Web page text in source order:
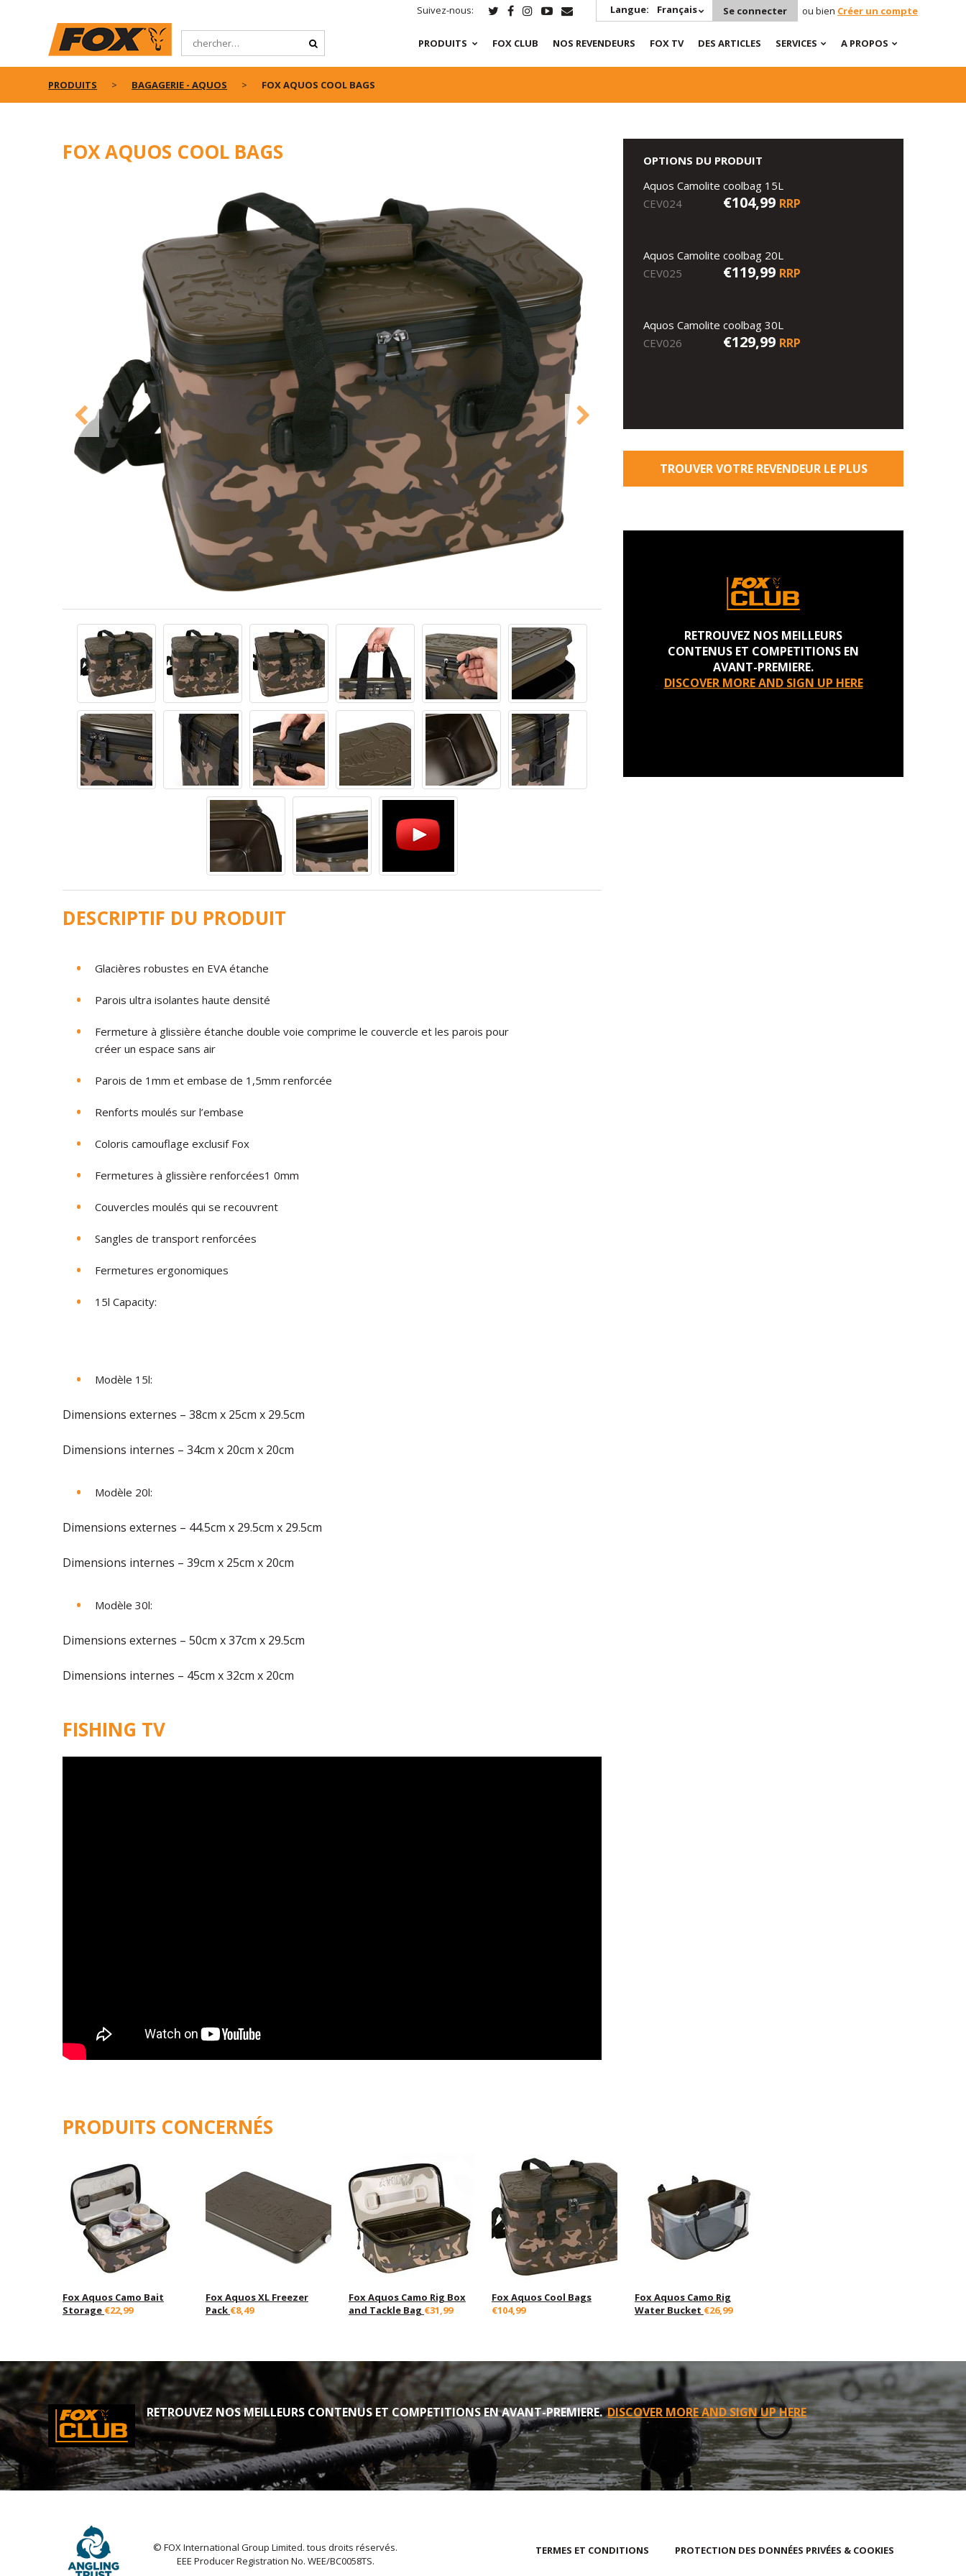
Suivez-nous: Langue: Français Se connecter ou bien Créer un compte
PRODUITS FOX CLUB NOS REVENDEURS FOX TV DES ARTICLES SERVICES A PROPOS
PRODUITS BAGAGERIE - AQUOS FOX AQUOS COOL BAGS
FOX AQUOS COOL BAGS
DESCRIPTIF DU PRODUIT
Glacières robustes en EVA étanche
Parois ultra isolantes haute densité
Fermeture à glissière étanche double voie comprime le couvercle et les parois pour
créer un espace sans air
Parois de 1mm et embase de 1,5mm renforcée
Renforts moulés sur l’embase
Coloris camouflage exclusif Fox
Fermetures à glissière renforcées1 0mm
Couvercles moulés qui se recouvrent
Sangles de transport renforcées
Fermetures ergonomiques
15l Capacity:
Modèle 15l:
Dimensions externes – 38cm x 25cm x 29.5cm
Dimensions internes – 34cm x 20cm x 20cm
Modèle 20l:
Dimensions externes – 44.5cm x 29.5cm x 29.5cm
Dimensions internes – 39cm x 25cm x 20cm
Modèle 30l:
Dimensions externes – 50cm x 37cm x 29.5cm
Dimensions internes – 45cm x 32cm x 20cm
FISHING TV
OPTIONS DU PRODUIT
Aquos Camolite coolbag 15L
CEV024
€104,99 RRP
Aquos Camolite coolbag 20L
CEV025
€119,99 RRP
Aquos Camolite coolbag 30L
CEV026
€129,99 RRP
TROUVER VOTRE REVENDEUR LE PLUS
RETROUVEZ NOS MEILLEURS
CONTENUS ET COMPETITIONS EN
AVANT-PREMIERE.
DISCOVER MORE AND SIGN UP HERE
PRODUITS CONCERNÉS
Fox Aquos Camo Bait
Storage €22,99
Fox Aquos XL Freezer
Pack €8,49
Fox Aquos Camo Rig Box
and Tackle Bag €31,99
Fox Aquos Cool Bags
€104,99
Fox Aquos Camo Rig
Water Bucket €26,99
RETROUVEZ NOS MEILLEURS CONTENUS ET COMPETITIONS EN AVANT-PREMIERE.DISCOVER MORE AND SIGN UP HERE
© FOX International Group Limited. tous droits réservés.
EEE Producer Registration No. WEE/BC0058TS.
TERMES ET CONDITIONS PROTECTION DES DONNÉES PRIVÉES & COOKIES